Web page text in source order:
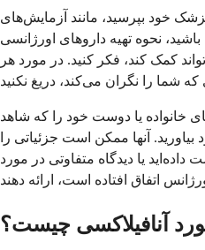
خود بپرسید، مانند آزمایش‌های
نحوه تهیه داروهای اورژانسی
کمک کند، فکر کنید. در مورد هر
خانواده یا دوست خود را که شاهد
آنها ممکن است جزئیاتی را
یا دیدگاه متفاوتی در مورد
آنافیلاکسی چیست؟